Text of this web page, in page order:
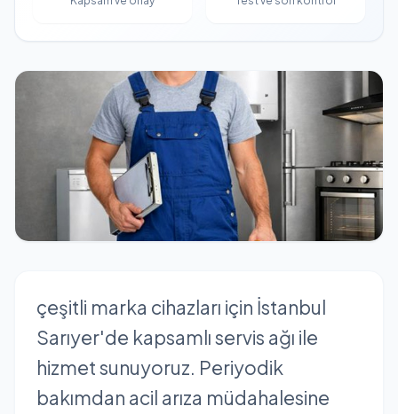
çeşitli marka cihazları için İstanbul
Sarıyer'de kapsamlı servis ağı ile
hizmet sunuyoruz. Periyodik
bakımdan acil arıza müdahalesine